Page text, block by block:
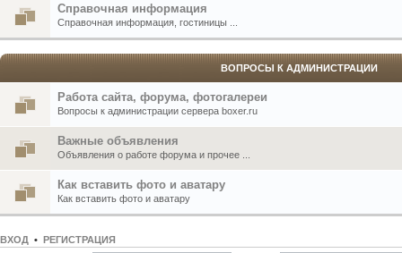
Справочная информация
Справочная информация, гостиницы ...
ВОПРОСЫ К АДМИНИСТРАЦИИ
Работа сайта, форума, фотогалереи
Вопросы к администрации сервера boxer.ru
Важные объявления
Объявления о работе форума и прочее ...
Как вставить фото и аватару
Как вставить фото и аватару
ВХОД • РЕГИСТРАЦИЯ